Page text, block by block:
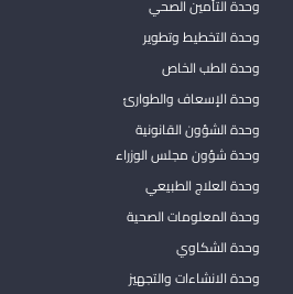
وحدة التأمين الصحي
وحدة التخطيط وتطوير
وحدة الطب الخاص
وحدة الإسعاف والطوارئ
وحدة الشؤون القانونية
وحدة شؤون مجلس الوزراء
وحدة العلاج الطبيعي
وحدة المعلومات الصحية
وحدة الشكاوي
وحدة الانشاءات والتجهيز